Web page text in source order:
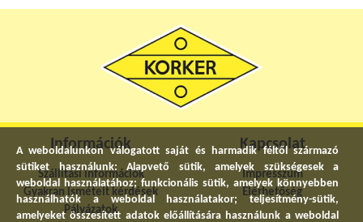
Információk
Szállítási információk
Gyakran ismételt kérdések
Pályázatok
Kapcsolat
Impresszum
Elérhetőség
A weboldalunkon válogatott saját és harmadik féltől származó
sütiket használunk: Alapvető sütik, amelyek szükségesek a
weboldal használatához; funkcionális sütik, amelyek könnyebben
használhatók a weboldal használatakor; teljesítmény-sütik,
amelyeket összesített adatok előállítására használunk a weboldal